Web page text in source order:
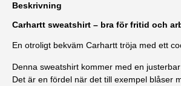
Beskrivning
Carhartt sweatshirt – bra för fritid och
En otroligt bekväm Carhartt tröja med ett
Denna sweatshirt kommer med en
Det är en fördel när det till exempel blåser